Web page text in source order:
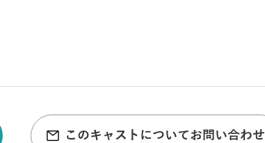
このキャストについてお問い合わせ